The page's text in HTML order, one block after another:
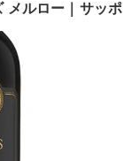
ルロー｜サッポ